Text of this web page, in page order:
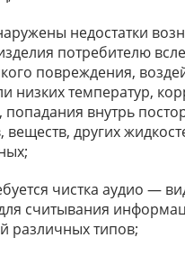
недостатки
потребителю
повреждения,
низких температур,
попадания внутрь
веществ, других
чистка аудио —
считывания
различных типов;